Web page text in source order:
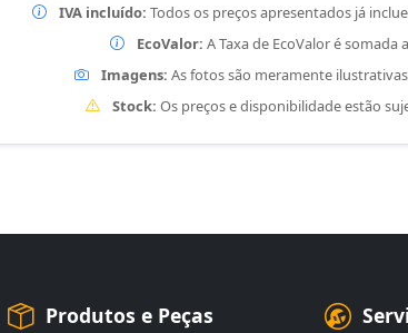
IVA incluído: Todos os preços apresentados já
EcoValor: A Taxa de EcoValor é
Imagens: As fotos são meramente
Stock: Os preços e disponibilidade estão
Produtos e Peças